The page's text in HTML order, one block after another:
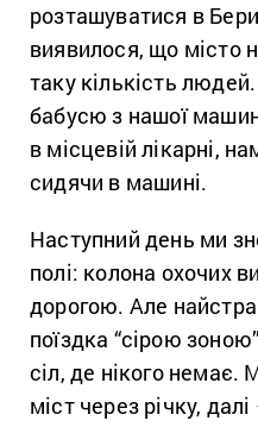
розташуватися в
виявилося, що місто
таку кількість
бабусю з нашої
в місцевій лікарні,
сидячи в машині.
Наступний день ми
полі: колона охочих
дорогою. Але
поїздка “сірою
сіл, де нікого
міст через річку,